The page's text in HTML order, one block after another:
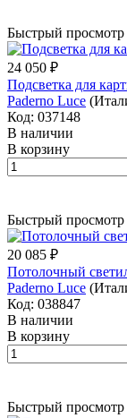
Быстрый просмотр
24 050 ₽
Подсветка для
Paderno Luce
Код: 037148
В наличии
В корзину
Быстрый просмотр
20 085 ₽
Потолочный
Paderno Luce
Код: 038847
В наличии
В корзину
Быстрый просмотр